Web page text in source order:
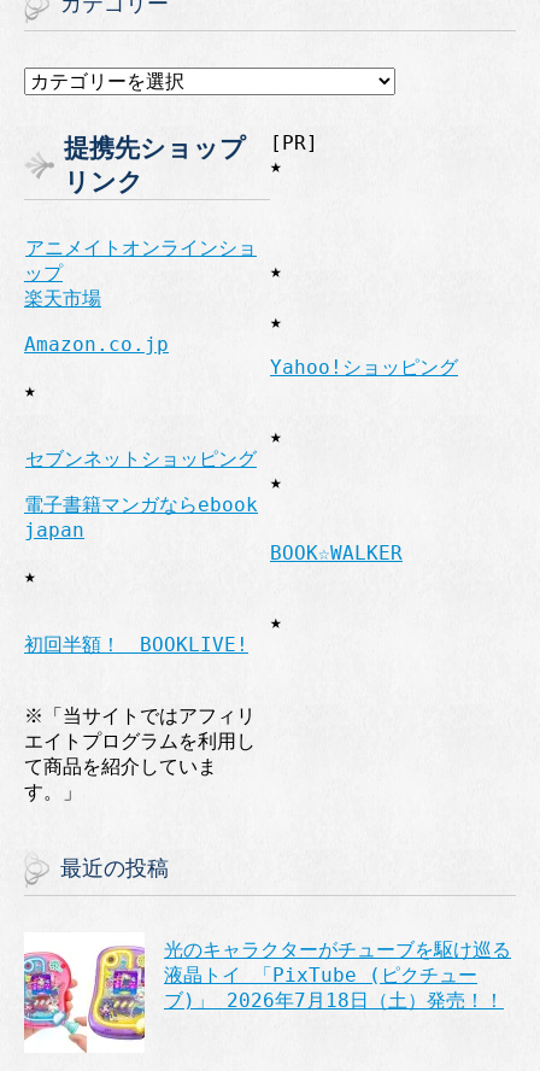
カ
リ
ー
提携先ショップ
リンク
[PR]
★
アニメイトオンラインショ
ップ
★
楽天市場
★
Amazon.co.jp
★
Yahoo!ショッピング
★
セブンネットショッピング
★
電子書籍マンガならebook
japan
★
BOOK☆WALKER
★
初回半額！ BOOKLIVE!
※「当サイトではアフィリ
エイトプログラムを利用し
て商品を紹介していま
す。」
最近の投稿
光のキャラクターがチューブを駆け巡る
液晶トイ 「PixTube (ピクチュー
ブ)」 2026年7月18日（土）発売！！